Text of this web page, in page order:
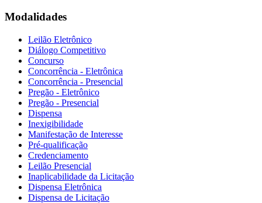
Modalidades
Leilão Eletrônico
Diálogo Competitivo
Concurso
Concorrência - Eletrônica
Concorrência - Presencial
Pregão - Eletrônico
Pregão - Presencial
Dispensa
Inexigibilidade
Manifestação de Interesse
Pré-qualificação
Credenciamento
Leilão Presencial
Inaplicabilidade da Licitação
Dispensa Eletrônica
Dispensa de Licitação